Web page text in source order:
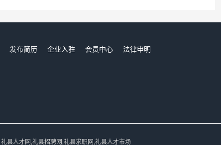
发布简历 企业入驻 会员中心
法律申明
礼县人才网,礼县招聘网,礼县求职网,礼县人才市场